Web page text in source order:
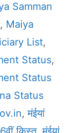
Samman
, Maiya
List,
Status,
Status
Status
,मंईयां